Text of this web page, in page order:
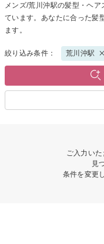
メンズ/荒川沖駅の髪型・ヘ
ています。あなたに合った髪
ます。
絞り込み条件： 荒川沖駅
ご入力い
見
条件を変更